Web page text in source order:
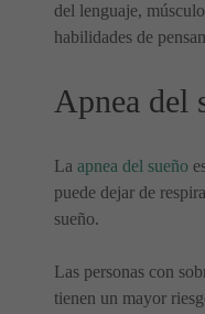
del lenguaje,
habilidades de
Apnea del
La apnea del sueño
puede dejar de
sueño.
Las personas con
tienen un mayor